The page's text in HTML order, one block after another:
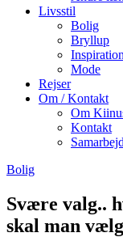
Livsstil
Bolig
Bryllup
Inspiration
Mode
Rejser
Om / Kontakt
Om
Kontakt
Bolig
Svære valg..
skal man